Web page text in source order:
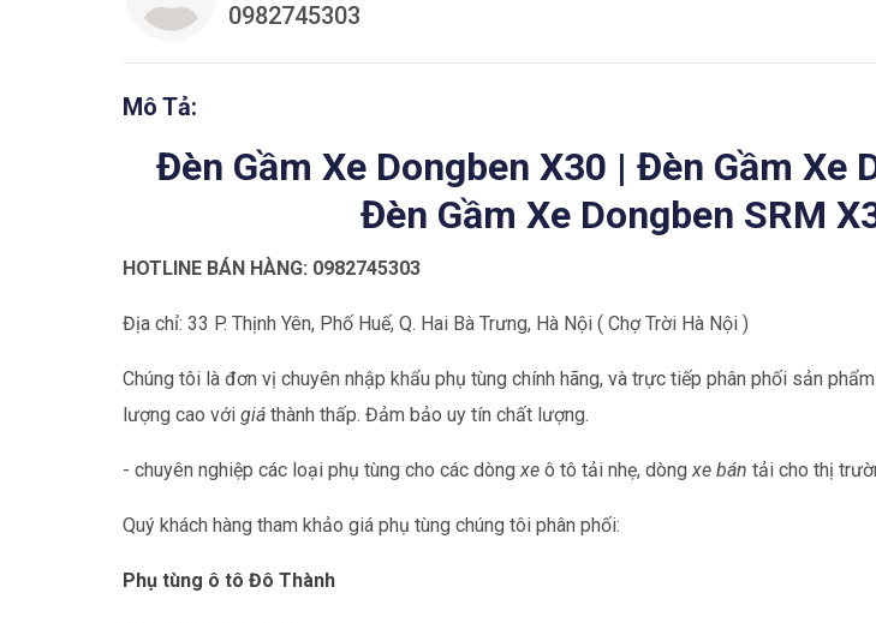
0982745303
Mô Tả:
Đèn Gầm Xe Dongben X30 | Đèn Gầm Xe
Đèn Gầm Xe Dongben SRM
HOTLINE BÁN HÀNG: 0982745303
Địa chỉ: 33 P. Thịnh Yên, Phố Huế, Q. Hai Bà Trưng, Hà Nội ( Chợ Trời Hà Nội )
Chúng tôi là đơn vị chuyên nhập khẩu phụ tùng chính hãng, và trực tiếp phân phối sản
lượng cao với giá thành thấp. Đảm bảo uy tín chất lượng.
- chuyên nghiệp các loại phụ tùng cho các dòngxe ô tô tải nhẹ, dòngxe bán tải cho thị
Quý khách hàng tham khảo giá phụ tùng chúng tôi phân phối:
Phụ tùng ô tô Đô Thành